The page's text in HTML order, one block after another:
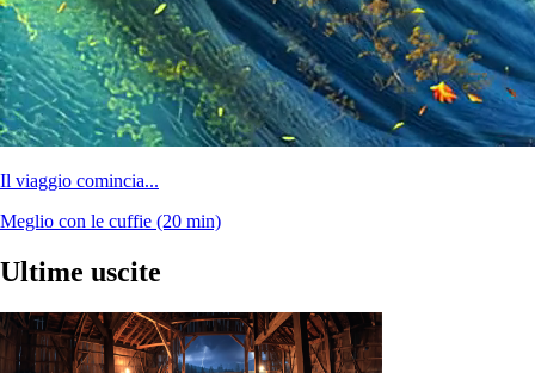
Il viaggio comincia...
Meglio con le cuffie (20 min)
Ultime uscite